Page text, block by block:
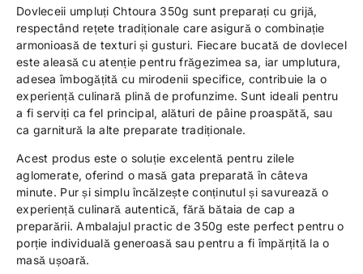
Dovleceii umpluți Chtoura 350g sunt preparați cu grijă,
respectând rețete tradiționale care asigură o combinație
armonioasă de texturi și gusturi. Fiecare bucată de dovlecel
este aleasă cu atenție pentru frăgezimea sa, iar umplutura,
adesea îmbogățită cu mirodenii specifice, contribuie la o
experiență culinară plină de profunzime. Sunt ideali pentru
a fi serviți ca fel principal, alături de pâine proaspătă, sau
ca garnitură la alte preparate tradiționale.
Acest produs este o soluție excelentă pentru zilele
aglomerate, oferind o masă gata preparată în câteva
minute. Pur și simplu încălzește conținutul și savurează o
experiență culinară autentică, fără bătaia de cap a
preparării. Ambalajul practic de 350g este perfect pentru o
porție individuală generoasă sau pentru a fi împărțită la o
masă ușoară.